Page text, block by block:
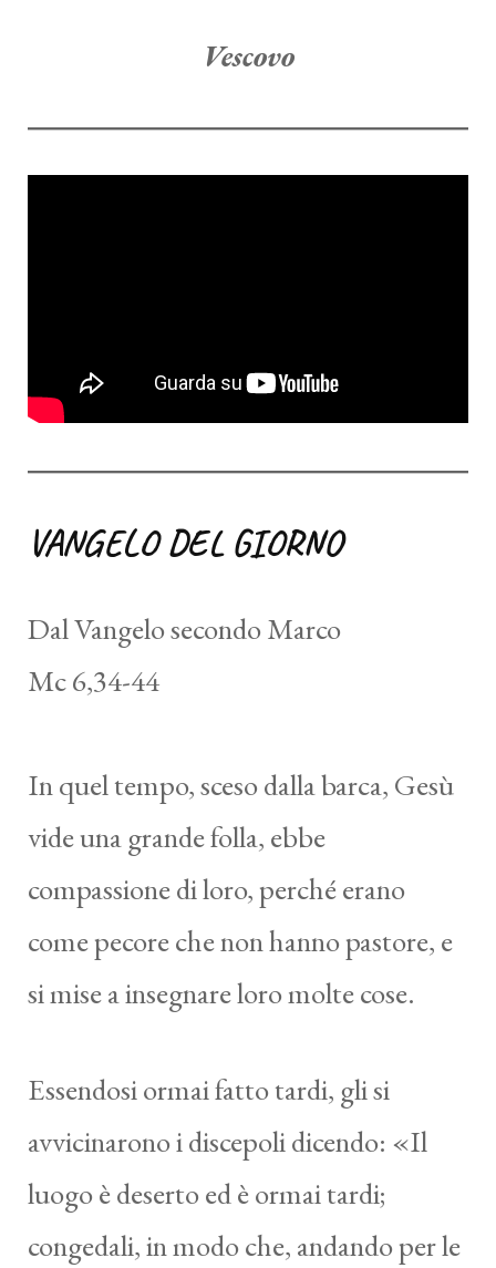
Vescovo
VANGELO DEL GIORNO
Dal Vangelo secondo Marco
Mc 6,34-44
In quel tempo, sceso dalla barca, Gesù
vide una grande folla, ebbe
compassione di loro, perché erano
come pecore che non hanno pastore, e
si mise a insegnare loro molte cose.
Essendosi ormai fatto tardi, gli si
avvicinarono i discepoli dicendo: «Il
luogo è deserto ed è ormai tardi;
congedali, in modo che, andando per le